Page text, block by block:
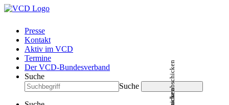
Presse
Kontakt
Aktiv im VCD
Termine
Der VCD-Bundesverband
Suche
Suche
Suche abschicken